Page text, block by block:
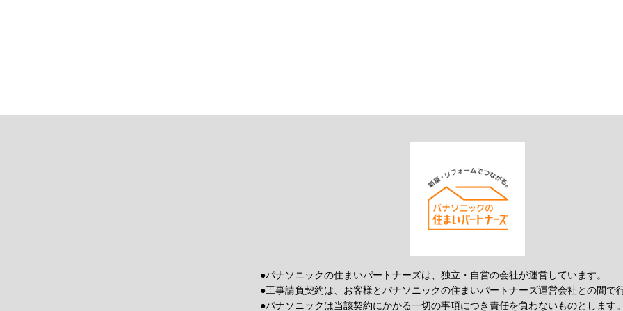
●パナソニックの住まいパートナーズは、独立・自営の会社が運営しています。
●工事請負契約は、お客様とパナソニックの住まいパートナーズ運営会社との間で
●パナソニックは当該契約にかかる一切の事項につき責任を負わないものとします。